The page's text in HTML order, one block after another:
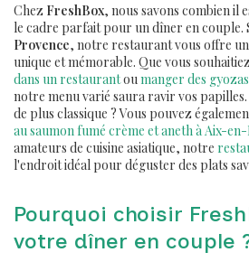
Chez FreshBox, nous savons combien
le cadre parfait pour un dîner en couple.
Provence, notre restaurant vous offre
unique et mémorable. Que vous
dans un restaurantoumanger des
notre menu varié saura ravir vos papilles.
de plus classique ? Vous pouvez
au saumon fumé crème et aneth à Aix-
amateurs de cuisine asiatique, notre
l'endroit idéal pour déguster des plats
Pourquoi choisir
votre dîner en couple